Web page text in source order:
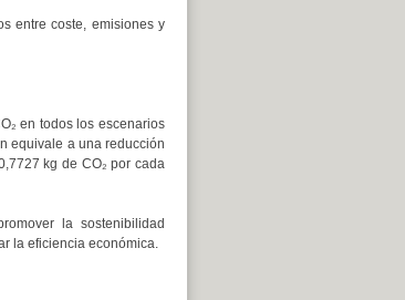
entre coste, emisiones y
en todos los escenarios
equivale a una reducción
kg de CO₂ por cada
la sostenibilidad
la eficiencia económica.